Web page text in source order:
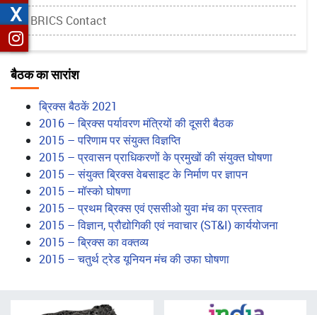
BRICS Contact
बैठक का सारांश
ब्रिक्स बैठकें 2021
2016 – ब्रिक्स पर्यावरण मंत्रियों की दूसरी बैठक
2015 – परिणाम पर संयुक्त विज्ञप्ति
2015 – प्रवासन प्राधिकरणों के प्रमुखों की संयुक्त घोषणा
2015 – संयुक्त ब्रिक्स वेबसाइट के निर्माण पर ज्ञापन
2015 – मॉस्को घोषणा
2015 – प्रथम ब्रिक्स एवं एससीओ युवा मंच का प्रस्ताव
2015 – विज्ञान, प्रौद्योगिकी एवं नवाचार (ST&I) कार्ययोजना
2015 – ब्रिक्स का वक्तव्य
2015 – चतुर्थ ट्रेड यूनियन मंच की उफा घोषणा
X